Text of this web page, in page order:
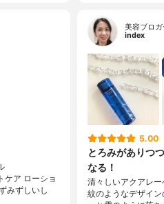
ア ローショ
ずしいし
美容ブロ
index
5.00
とろみがありつ
なる！
清々しいアクアレ
紋のようなデザイ